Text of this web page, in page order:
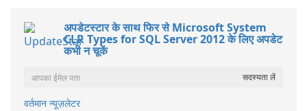
अपडेटस्टार के साथ फिर से Microsoft System
CLR Types for SQL Server 2012 के लिए अपडेट
कभी न चूकें
वर्तमान न्यूज़लेटर